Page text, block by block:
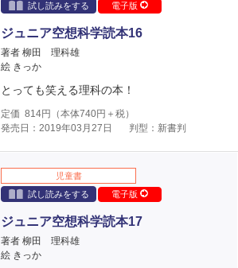
試し読みをする
電子版
ジュニア空想科学読本16
著者 柳田 理科雄
絵 きっか
とっても笑える理科の本！
定価 814円（本体740円＋税）
発売日：2019年03月27日
判型：新書判
児童書
試し読みをする
電子版
ジュニア空想科学読本17
著者 柳田 理科雄
絵 きっか